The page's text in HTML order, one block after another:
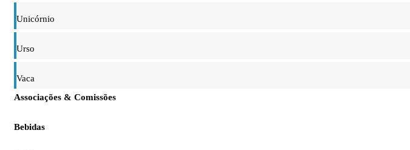
Unicórnio
Urso
Vaca
Associações & Comissões
Bebidas